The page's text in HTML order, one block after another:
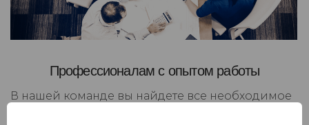
Профессионалам с опытом работы
В нашей команде вы найдете все необходимое